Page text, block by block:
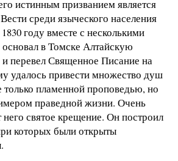
истинным призванием является
среди языческого населения
году вместе с несколькими
в Томске Алтайскую
перевел Священное Писание на
удалось привести множество душ
только пламенной проповедью, но
праведной жизни. Очень
святое крещение. Он построил
которых были открыты